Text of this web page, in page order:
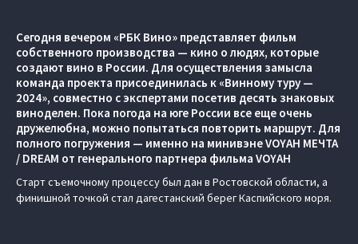
Сегодня вечером «РБК Вино» представляет фильм
собственного производства — кино о людях, которые
создают вино в России. Для осуществления замысла
команда проекта присоединилась к «Винному туру —
2024», совместно с экспертами посетив десять знаковых
виноделен. Пока погода на юге России все еще очень
дружелюбна, можно попытаться повторить маршрут. Для
полного погружения — именно на минивэне VOYAH МЕЧТА
/ DREAM от генерального партнера фильма VOYAH
Старт съемочному процессу был дан в Ростовской области, а
финишной точкой стал дагестанский берег Каспийского моря.